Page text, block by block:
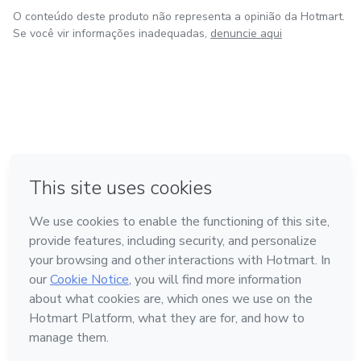
O conteúdo deste produto não representa a opinião da Hotmart.
Se você vir informações inadequadas, denuncie aqui
Feito com ❤ em Madrid
Conheça a Hotmart
Idioma
Português